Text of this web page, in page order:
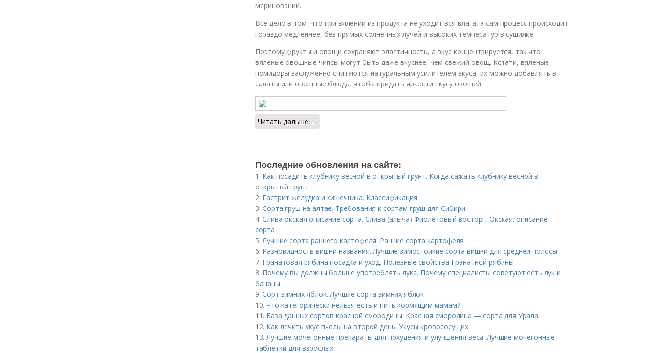
мариновании.
Все дело в том, что при вялении из продукта не уходит вся влага, а сам процесс происходит
гораздо медленнее, без прямых солнечных лучей и высоких температур в сушилке.
Поэтому фрукты и овощи сохраняют эластичность, а вкус концентрируется, так что
вяленые овощные чипсы могут быть даже вкуснее, чем свежий овощ. Кстати, вяленые
помидоры заслуженно считаются натуральным усилителем вкуса, их можно добавлять в
салаты или овощные блюда, чтобы придать яркости вкусу овощей.
Читать дальше →
Последние обновления на сайте:
1. Как посадить клубнику весной в открытый грунт. Когда сажать клубнику весной в
открытый грунт
2. Гастрит желудка и кишечника. Классификация
3. Сорта груш на алтае. Требования к сортам груш для Сибири
4. Слива окская описание сорта. Слива (алыча) Фиолетовый восторг, Окская: описание
сорта
5.Лучшие сорта раннего картофеля. Ранние сорта картофеля
6. Разновидность вишни названия. Лучшие зимостойкие сорта вишни для средней полосы
7. Гранатовая рябина посадка и уход. Полезные свойства Гранатной рябины
8. Почему вы должны больше употреблять лука. Почему специалисты советуют есть лук и
бананы
9. Сорт зимних яблок. Лучшие сорта зимних яблок
10. Что категорически нельзя есть и пить кормящим мамам?
11. База данных сортов красной смородины. Красная смородина — сорта для Урала
12. Как лечить укус пчелы на второй день. Укусы кровососущих
13.Лучшие мочегонные препараты для похудения и улучшения веса. Лучшие мочегонные
таблетки для взрослых